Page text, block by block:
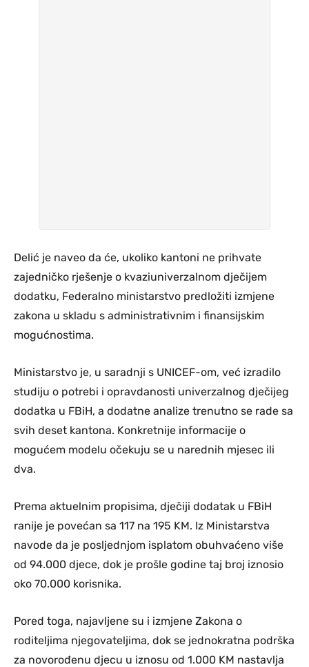
Delić je naveo da će, ukoliko kantoni ne prihvate
zajedničko rješenje o kvaziuniverzalnom dječijem
dodatku, Federalno ministarstvo predložiti izmjene
zakona u skladu s administrativnim i finansijskim
mogućnostima.
Ministarstvo je, u saradnji s UNICEF-om, već izradilo
studiju o potrebi i opravdanosti univerzalnog dječijeg
dodatka u FBiH, a dodatne analize trenutno se rade sa
svih deset kantona. Konkretnije informacije o
mogućem modelu očekuju se u narednih mjesec ili
dva.
Prema aktuelnim propisima, dječiji dodatak u FBiH
ranije je povećan sa 117 na 195 KM. Iz Ministarstva
navode da je posljednjom isplatom obuhvaćeno više
od 94.000 djece, dok je prošle godine taj broj iznosio
oko 70.000 korisnika.
Pored toga, najavljene su i izmjene Zakona o
roditeljima njegovateljima, dok se jednokratna podrška
za novorođenu djecu u iznosu od 1.000 KM nastavlja